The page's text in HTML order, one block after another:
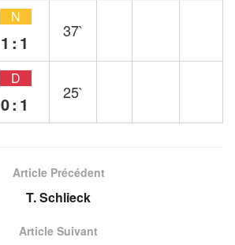
N
1:1
37`
D
0:1
25`
Article Précédent
T. Schlieck
Article Suivant